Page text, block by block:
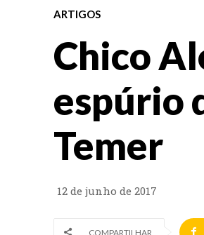
ARTIGOS
Chico
espúrio
Temer
12 de junho de 2017
COMPARTILHAR